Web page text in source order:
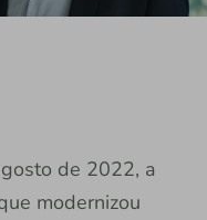
de 2022, a
modernizou